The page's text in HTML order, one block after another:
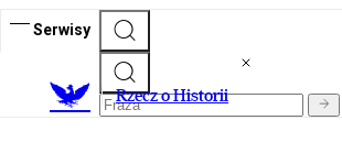
Serwisy
Rzecz o Historii